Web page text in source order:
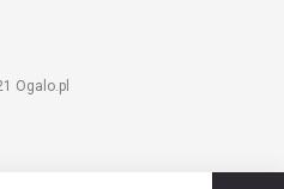
Ogalo.pl